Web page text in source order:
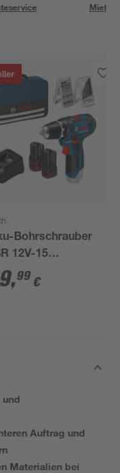
Bohrschrauber
12V-15
mit 2
Tasche und
,99 €
Auftrag und
Materialien bei